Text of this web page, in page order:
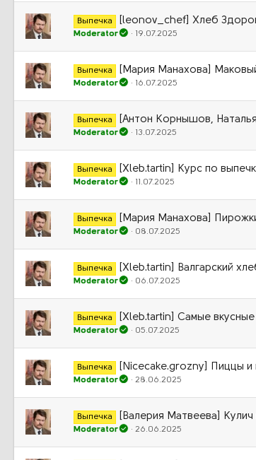
Выпечка [leonov_chef] Хлеб
Moderator 19.07.2025
Выпечка [Мария Манахова]
Moderator 16.07.2025
Выпечка [Антон Корнышов,
Moderator 13.07.2025
Выпечка [Xleb.tartin] Курс по
Moderator 11.07.2025
Выпечка [Мария Манахова]
Moderator 08.07.2025
Выпечка [Xleb.tartin] Валгарский
Moderator 06.07.2025
Выпечка [Xleb.tartin] Самые
Moderator 05.07.2025
Выпечка [Nicecake.grozny] Пиццы
Moderator 28.06.2025
Выпечка [Валерия Матвеева]
Moderator 26.06.2025